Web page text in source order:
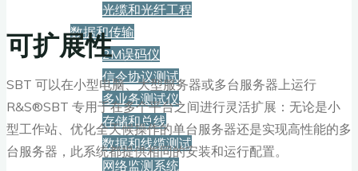
光缆和光纤工程
数据和传输
2M误码仪
信令协议测试
多业务测试仪
存储和总线
数据和线缆测试
网络监测系统
可扩展性
SBT 可以在小型电脑、大型服务器或多台服务器上运行
R&S®SBT 专用于在多个平台之间进行灵活扩展：无论是小
型工作站、优化全天候操作的单台服务器还是实现高性能的多
台服务器，此系统都提供相同的安装和运行配置。